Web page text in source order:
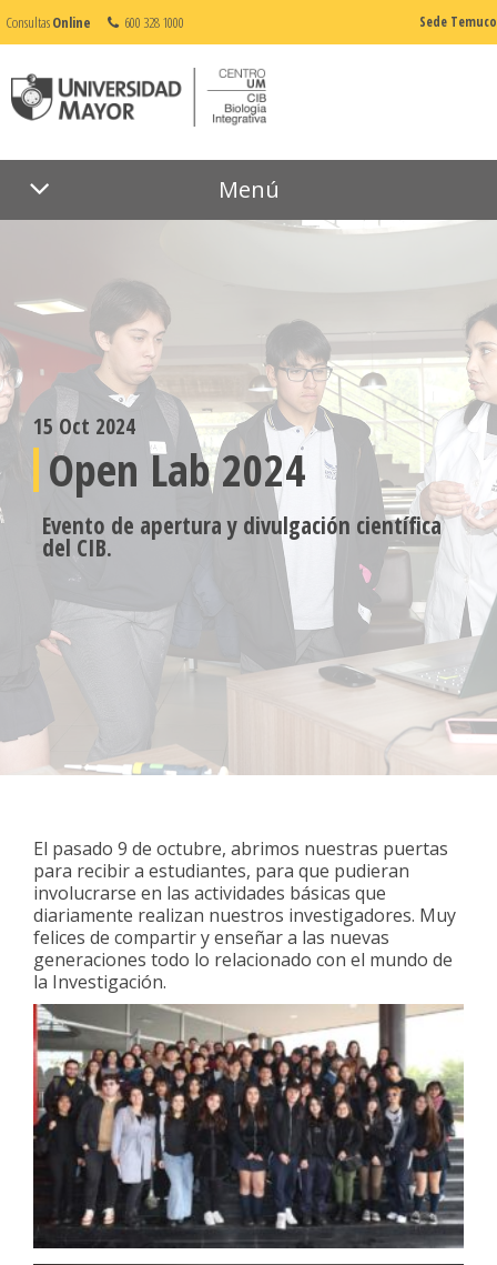
ConsultasOnline 600 328 1000 Sede Temuco
Menú
15 Oct 2024
Open Lab 2024
Evento de apertura y divulgación científica
del CIB.
El pasado 9 de octubre, abrimos nuestras puertas
para recibir a estudiantes, para que pudieran
involucrarse en las actividades básicas que
diariamente realizan nuestros investigadores. Muy
felices de compartir y enseñar a las nuevas
generaciones todo lo relacionado con el mundo de
la Investigación.